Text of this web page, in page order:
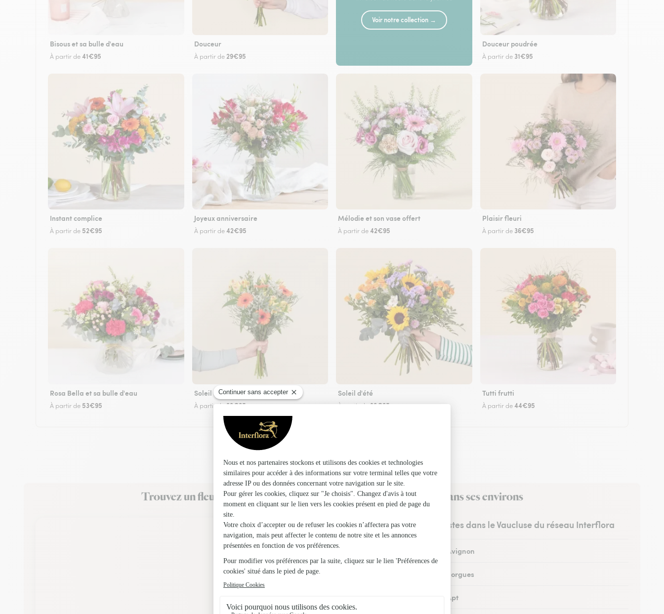
Bisous et sa bulle d'eau
À partir de41€95
Douceur
À partir de 29€95
Voir notre collection →
Douceur poudrée
À partir de 31€95
Instant complice
À partir de 52€95
Joyeux anniversaire
À partir de42€95
Mélodie et son vase offert
À partir de42€95
Plaisir fleuri
À partir de 36€95
Rosa Bella et sa bulle d'eau
À partir de 53€95
Soleil
À partir de29€95
Soleil d'été
À partir de39€95
Tutti frutti
À partir de44€95
Trouvez un fleuriste Interflora à Saint-Martin-de-la-Brasque et dans ses environs
Les fleuristes dans le Vaucluse du réseau Interflora
Fleuristes à Avignon
Fleuristes à Sorgues
Fleuristes à Apt